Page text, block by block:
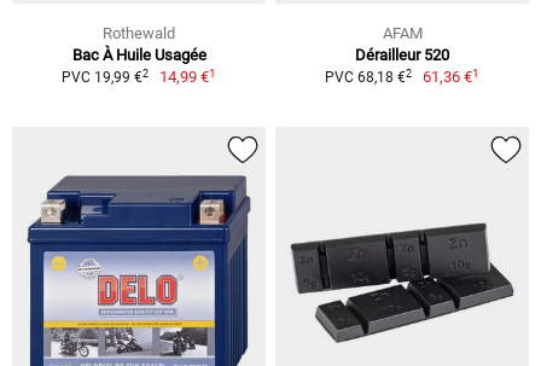
Rothewald
Bac À Huile Usagée
PVC 19,99 €2 14,99 €1
AFAM
Dérailleur 520
PVC 68,18 €2 61,36 €1